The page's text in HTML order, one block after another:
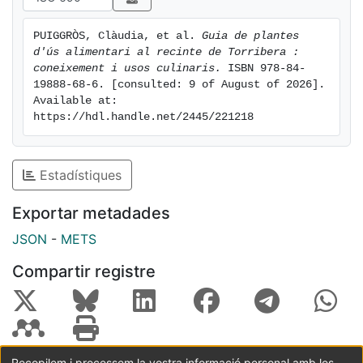
que
formen part de l’Associació Observatori de
l’Alimentació,
el Laboratori de Botànica de la Facultat de Farmàcia i
Ciències de l'Alimentació (Universitat de Barcelona),
l’Institut d’Estudis Catalans,
el Col·lectiu Eixarcolanti l’Associació Cuchara.
PUIGGRÒS, Clàudia, et al. Guia de plantes
d'ús alimentari al recinte de Torribera :
coneixement i usos culinaris.
ISBN 978-84-
19888-68-6. [consulted: 9 of August of 2026].
Available at:
https://hdl.handle.net/2445/221218
Estadístiques
Exportar metadades
JSON - METS
Compartir registre